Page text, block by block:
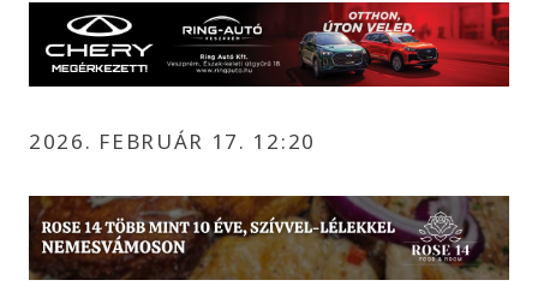
2026. FEBRUÁR 17. 12:20